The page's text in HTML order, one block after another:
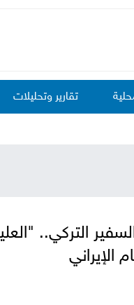
تقارير وتحليلات
التركي..
الإيراني